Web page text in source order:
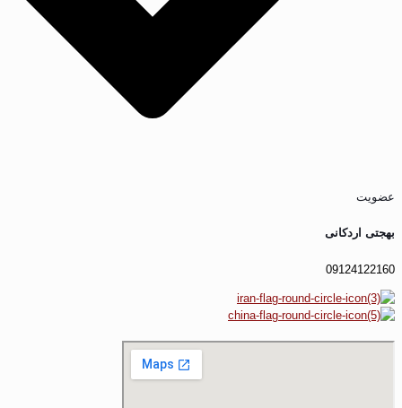
عضویت
بهجتی اردکانی
09124122160